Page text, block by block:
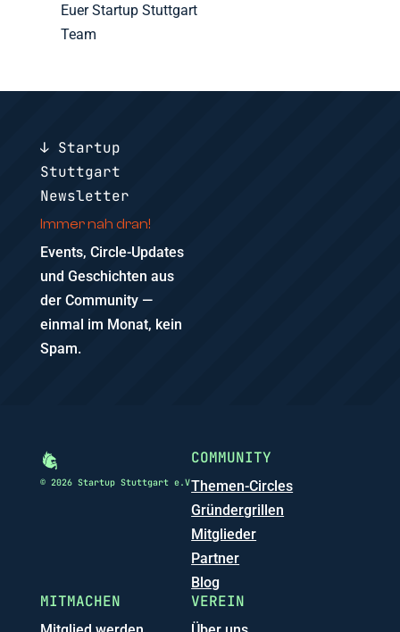
Euer Startup Stuttgart
Team
↓ Startup
Stuttgart
Newsletter
Immer nah dran!
Events, Circle-Updates
und Geschichten aus
der Community —
einmal im Monat, kein
Spam.
© 2026 Startup Stuttgart e.V
COMMUNITY
Themen-Circles
Gründergrillen
Mitglieder
Partner
Blog
MITMACHEN VEREIN